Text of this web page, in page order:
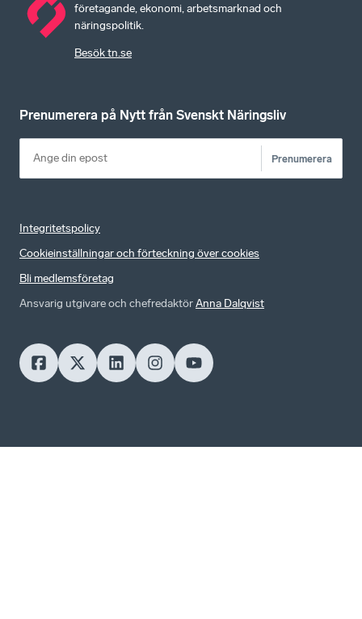
företagande, ekonomi, arbetsmarknad och
näringspolitik.
Besök tn.se
Prenumerera på Nytt från Svenskt Näringsliv
Prenumerera
Integritetspolicy
Cookieinställningar och förteckning över cookies
Bli medlemsföretag
Ansvarig utgivare och chefredaktörAnna Dalqvist